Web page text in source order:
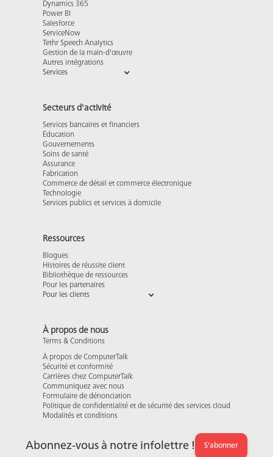
Dynamics 365
Power BI
Salesforce
ServiceNow
Tethr Speech Analytics
Gestion de la main-d'œuvre
Autres intégrations
Services
Secteurs d'activité
Services bancaires et financiers
Éducation
Gouvernements
Soins de santé
Assurance
Fabrication
Commerce de détail et commerce électronique
Technologie
Services publics et services à domicile
Ressources
Blogues
Histoires de réussite client
Bibliothèque de ressources
Pour les partenaires
Pour les clients
À propos de nous
Terms & Conditions
À propos de ComputerTalk
Sécurité et conformité
Carrières chez ComputerTalk
Communiquez avec nous
Formulaire de dénonciation
Politique de confidentialité et de sécurité des services cloud
Modalités et conditions
Abonnez-vous à notre infolettre ! S'abonner